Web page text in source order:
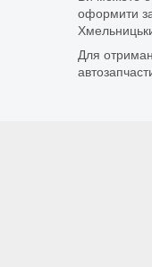
оформити
Для